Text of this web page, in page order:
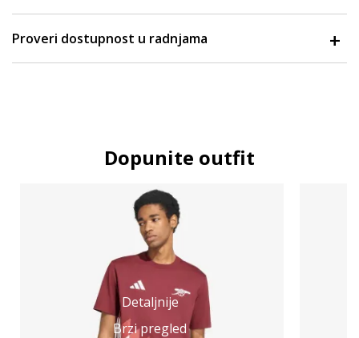
Proveri dostupnost u radnjama
Dopunite outfit
Detaljnije
Brzi pregled